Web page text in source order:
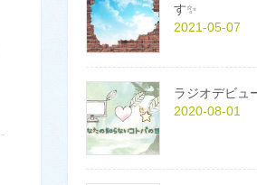
す✨
2021-05-07
ラジオデビュ
2020-08-01